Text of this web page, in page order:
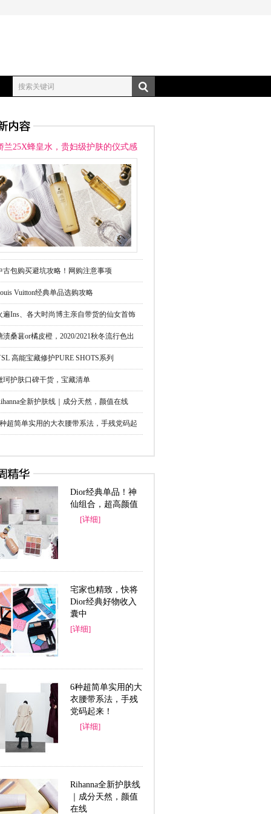
搜索关键词
兰25X蜂皇水，贵妇级护肤的仪式感
古包购买避坑攻略！网购注意事项
Vuitton经典单品选购攻略
遍Ins、各大时尚博主亲自带货的仙女首饰
渍桑葚or橘皮橙，2020/2021秋冬流行色出
高能宝藏修护PURE SHOTS系列
珂护肤口碑干货，宝藏清单
全新护肤线｜成分天然，颜值在线
超简单实用的大衣腰带系法，手残党码起
Dior经典单品！神
仙组合，超高颜值
[详细]
宅家也精致，快将
Dior经典好物收入
囊中
[详细]
6种超简单实用的大
衣腰带系法，手残
党码起来！
[详细]
Rihanna全新护肤线
｜成分天然，颜值
在线